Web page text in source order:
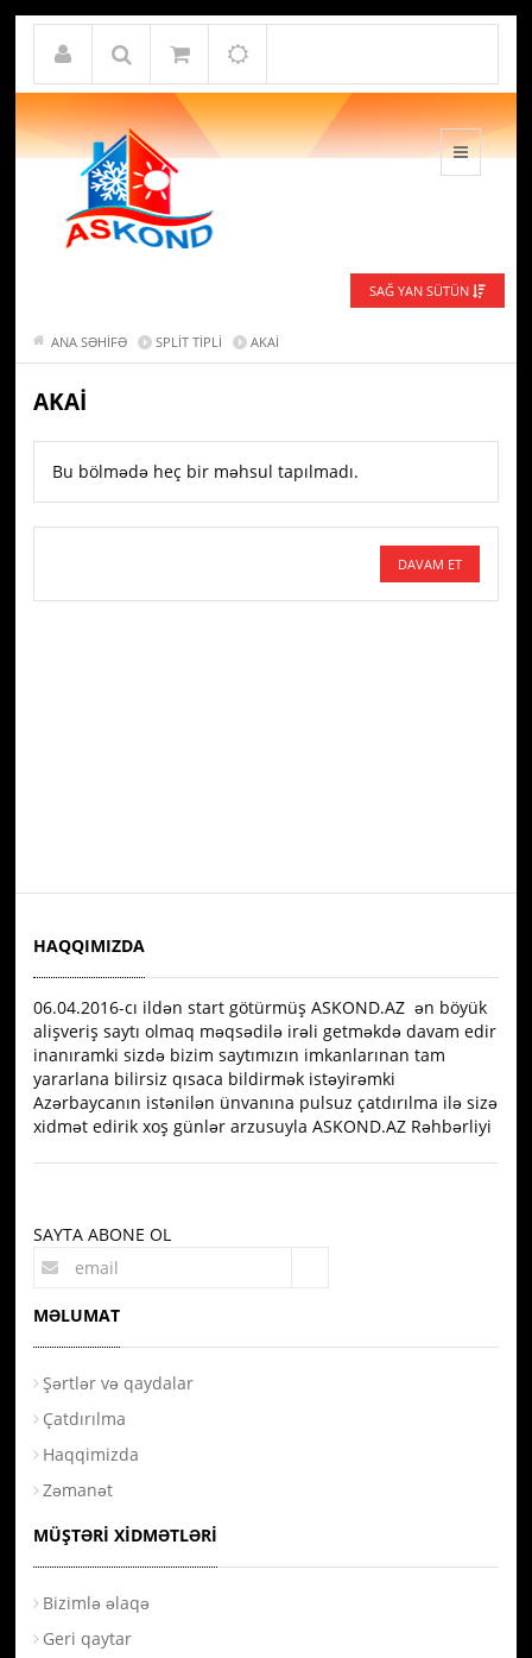
SAĞ YAN SÜTÜN
ANA SƏHIFƏ SPLIT TIPLI AKAI
AKAI
Bu bölmədə heç bir məhsul tapılmadı.
DAVAM ET
HAQQIMIZDA
06.04.2016-сı ildən start götürmüş ASKOND.AZ ən böyük
alişveriş saytı olmaq məqsədilə irəli getməkdə davam edir
inanıramki sizdə bizim saytımızın imkanlarınan tam
yararlana bilirsiz qısaca bildirmək istəyirəmki
Azərbaycanın istənilən ünvanına pulsuz çatdırılma ilə sizə
xidmət edirik xoş günlər arzusuyla ASKOND.AZ Rəhbərliyi
SAYTA ABONE OL
MƏLUMAT
Şərtlər və qaydalar
Çatdırılma
Haqqimizda
Zəmanət
MÜŞTƏRI XIDMƏTLƏRI
Bizimlə əlaqə
Geri qaytar